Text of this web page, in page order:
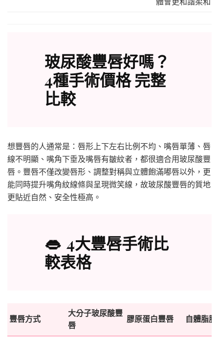
玻尿酸豐唇好嗎？
4種手術價格 完整
比較
想豐唇的人通常是：唇形上下左右比例不均、嘴唇單薄、唇
線不明顯、嘴角下垂及嘴唇有皺紋者，都很適合用玻尿酸豐
唇。豐唇不僅改變唇形、調整對稱與立體飽滿嘟唇以外，更
能同時提升嘴角紋線條與呈現微笑線，故玻尿酸豐唇的質地
更貼近自然、安全性極高。
👄 4大豐唇手術比
較表格
豐唇方式
大分子玻尿酸豐
唇
膠原蛋白豐唇 自體脂